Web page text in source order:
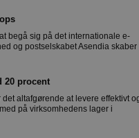
begå sig på det internationale e-
og postselskabet Asendia skaber
20 procent
altafgørende at levere effektivt
på virksomhedens lager i